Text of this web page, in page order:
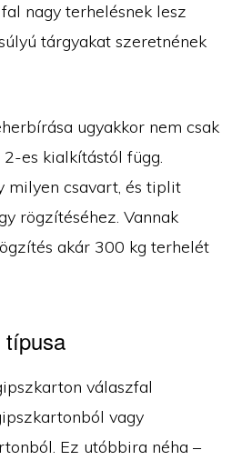
nagy terhelésnek lesz
tárgyakat szeretnének
ugyakkor nem csak
es kialkítástól függ.
milyen csavart, és tiplit
rögzítéséhez. Vannak
akár 300 kg terhelét
típusa
válaszfal
vagy
Ez utóbbira néha –